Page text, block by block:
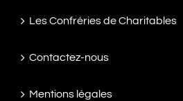
Les Confréries de Charitables
Contactez-nous
Mentions légales